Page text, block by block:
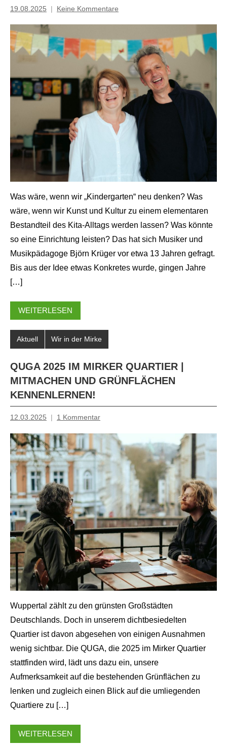
19.08.2025
Tiziana
Keine Kommentare
Was wäre, wenn wir „Kindergarten“ neu denken? Was
wäre, wenn wir Kunst und Kultur zu einem elementaren
Bestandteil des Kita-Alltags werden lassen? Was könnte
so eine Einrichtung leisten? Das hat sich Musiker und
Musikpädagoge Björn Krüger vor etwa 13 Jahren gefragt.
Bis aus der Idee etwas Konkretes wurde, gingen Jahre
[…]
WEITERLESEN
Aktuell Wir in der Mirke
QUGA 2025 IM MIRKER QUARTIER |
MITMACHEN UND GRÜNFLÄCHEN
KENNENLERNEN!
12.03.2025
Mosche
1 Kommentar
Foto von Judy
Wuppertal zählt zu den grünsten Großstädten
Deutschlands. Doch in unserem dichtbesiedelten
Quartier ist davon abgesehen von einigen Ausnahmen
wenig sichtbar. Die QUGA, die 2025 im Mirker Quartier
stattfinden wird, lädt uns dazu ein, unsere
Aufmerksamkeit auf die bestehenden Grünflächen zu
lenken und zugleich einen Blick auf die umliegenden
Quartiere zu […]
WEITERLESEN